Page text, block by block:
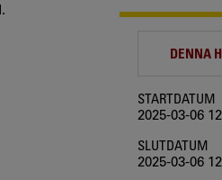
DENNA
STARTDATUM
2025-03-06
SLUTDATUM
2025-03-06